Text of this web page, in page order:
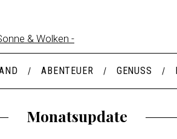
ABENTEUER GENUSS
Monatsupdate